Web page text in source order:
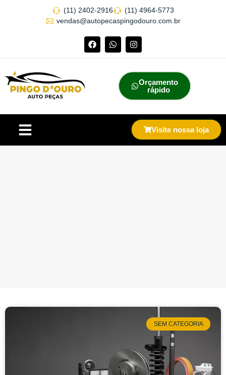
(11) 2402-2916
(11) 4964-5773
vendas@autopecaspingodouro.com.br
Orçamento
rápido
Visite nossa loja
SEM CATEGORIA